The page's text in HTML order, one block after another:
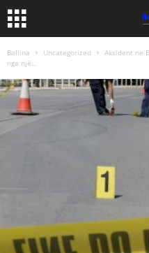
Ballina Uncategorized
Aksident ne
nga një...